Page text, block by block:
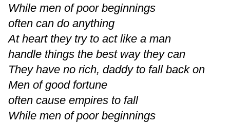
While men of poor beginnings
often can do anything
At heart they try to act like a man
handle things the best way they can
They have no rich, daddy to fall back on
Men of good fortune
often cause empires to fall
While men of poor beginnings